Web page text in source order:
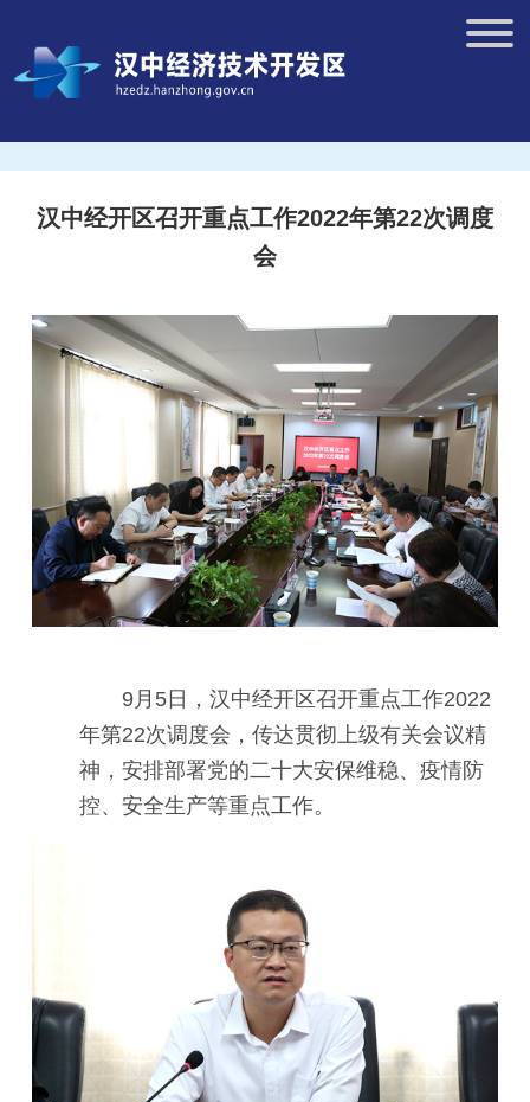
汉中经开区召开重点工作2022年第22次调度
会
9月5日，汉中经开区召开重点工作2022
年第22次调度会，传达贯彻上级有关会议精
神，安排部署党的二十大安保维稳、疫情防
控、安全生产等重点工作。